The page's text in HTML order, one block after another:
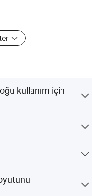
ADR Sertifikası.
kullanım için